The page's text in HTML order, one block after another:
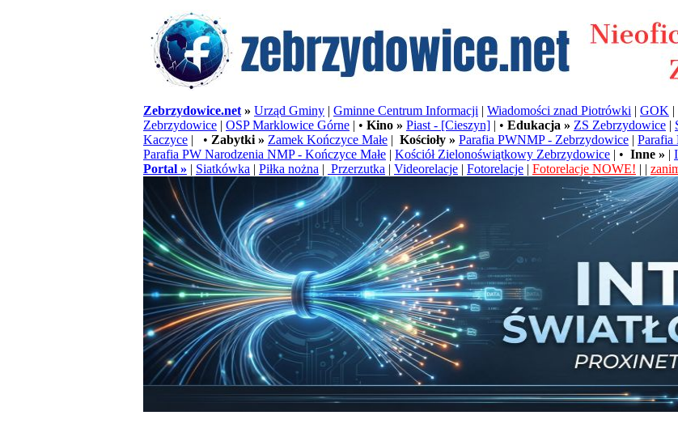
Zebrzydowice.net » Urząd Gminy | Gminne Centrum Informacji | Wiadomości znad Piotrówki | GOK |
Zebrzydowice | OSP Marklowice Górne | • Kino » Piast - [Cieszyn] | • Edukacja » ZS Zebrzydowice |
Kaczyce | • Zabytki » Zamek Kończyce Małe | Kościoły » Parafia PWNMP - Zebrzydowice | Parafia
Parafia PW Narodzenia NMP - Kończyce Małe | Kościół Zielonoświątkowy Zebrzydowice | • Inne » |
Portal » | Siatkówka | Piłka nożna | Przerzutka | Videorelacje | Fotorelacje | Fotorelacje NOWE! | |